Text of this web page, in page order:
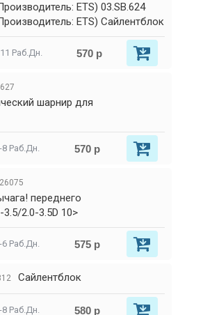
ETS) 03.SB.624
ETS) Сайлентблок
Раб.Дн. 570 р
шарнир для
8 Раб.Дн. 570 р
переднего
3.5/2.0-3.5D 10>
6 Раб.Дн. 575 р
Сайлентблок
8 Раб.Дн. 580 р